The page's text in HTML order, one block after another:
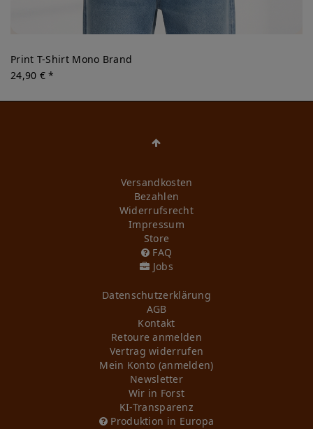
Print T-Shirt Mono Brand
24,90 € *
Versandkosten
Bezahlen
Widerrufs­recht
Impressum
Store
FAQ
Jobs
Daten­schutz­erklärung
AGB
Kontakt
Retoure anmelden
Vertrag widerrufen
Mein Konto (anmelden)
Newsletter
Wir in Forst
KI-Transparenz
Produktion in Europa